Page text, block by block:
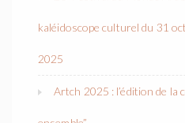
kaléidoscope culturel du 31
2025
Artch 2025 : l’édition de la